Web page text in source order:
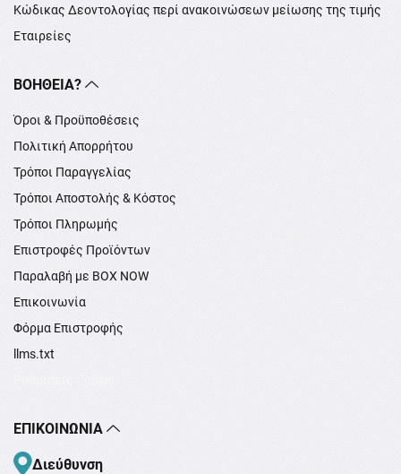
Κώδικας Δεοντολογίας περί ανακοινώσεων μείωσης της τιμής
Εταιρείες
ΒΟΉΘΕΙΑ?
Όροι & Προϋποθέσεις
Πολιτική Απορρήτου
Τρόποι Παραγγελίας
Τρόποι Αποστολής & Κόστος
Τρόποι Πληρωμής
Επιστροφές Προϊόντων
Παραλαβή με BOX NOW
Επικοινωνία
Φόρμα Επιστροφής
llms.txt
ΕΠΙΚΟΙΝΩΝΊΑ
Διεύθυνση